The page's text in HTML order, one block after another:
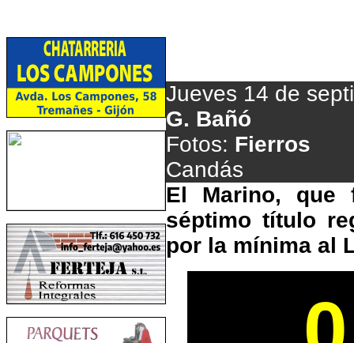
Jueves 14 de
G. Bañó
Fotos: Fierros
Candás
El Marino, que
séptimo título
por la mínima al